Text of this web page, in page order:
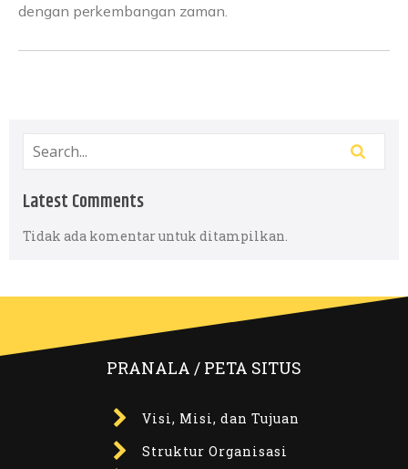
dengan perkembangan zaman.
Latest Comments
Tidak ada komentar untuk ditampilkan.
PRANALA / PETA SITUS
Visi, Misi, dan Tujuan
Struktur Organisasi